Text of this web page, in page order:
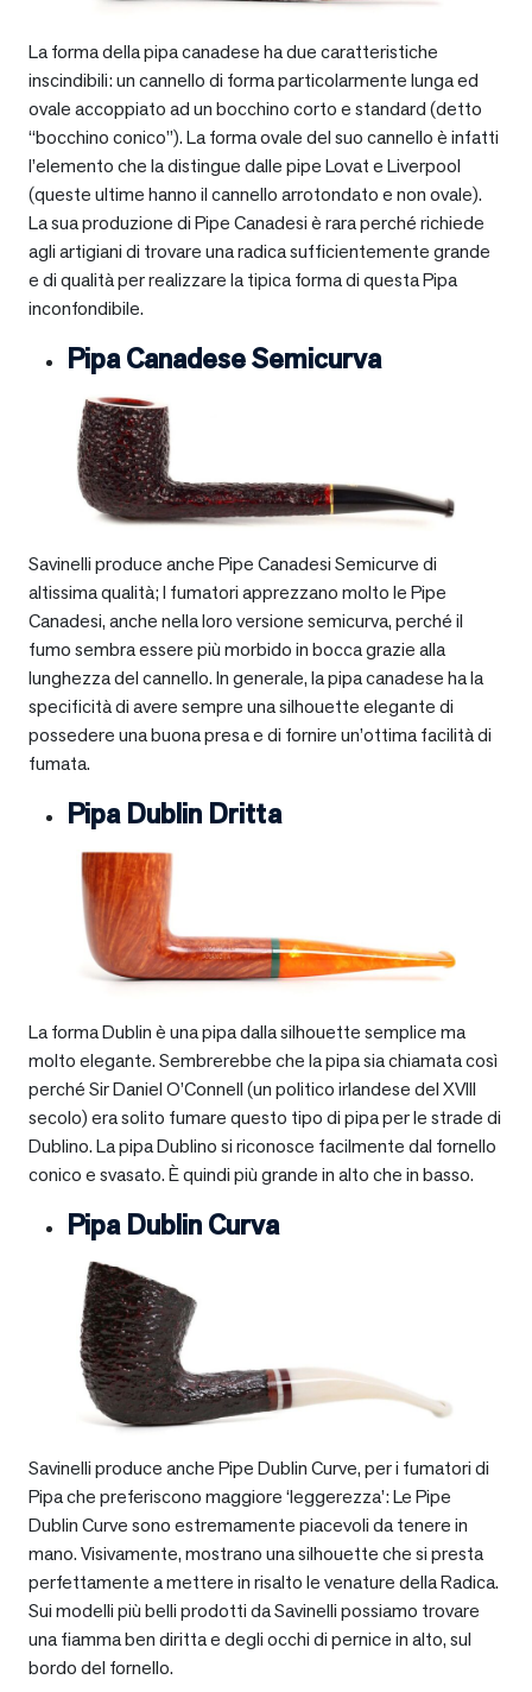
La forma della pipa canadese ha due caratteristiche
inscindibili: un cannello di forma particolarmente lunga ed
ovale accoppiato ad un bocchino corto e standard (detto
“bocchino conico”). La forma ovale del suo cannello è infatti
l’elemento che la distingue dalle pipe Lovat e Liverpool
(queste ultime hanno il cannello arrotondato e non ovale).
La sua produzione di Pipe Canadesi è rara perché richiede
agli artigiani di trovare una radica sufficientemente grande
e di qualità per realizzare la tipica forma di questa Pipa
inconfondibile.
Pipa Canadese Semicurva
Savinelli produce anche Pipe Canadesi Semicurve di
altissima qualità; I fumatori apprezzano molto le Pipe
Canadesi, anche nella loro versione semicurva, perché il
fumo sembra essere più morbido in bocca grazie alla
lunghezza del cannello. In generale, la pipa canadese ha la
specificità di avere sempre una silhouette elegante di
possedere una buona presa e di fornire un’ottima facilità di
fumata.
Pipa Dublin Dritta
La forma Dublin è una pipa dalla silhouette semplice ma
molto elegante. Sembrerebbe che la pipa sia chiamata così
perché Sir Daniel O’Connell (un politico irlandese del XVIII
secolo) era solito fumare questo tipo di pipa per le strade di
Dublino. La pipa Dublino si riconosce facilmente dal fornello
conico e svasato. È quindi più grande in alto che in basso.
Pipa Dublin Curva
Savinelli produce anche Pipe Dublin Curve, per i fumatori di
Pipa che preferiscono maggiore ‘leggerezza’: Le Pipe
Dublin Curve sono estremamente piacevoli da tenere in
mano. Visivamente, mostrano una silhouette che si presta
perfettamente a mettere in risalto le venature della Radica.
Sui modelli più belli prodotti da Savinelli possiamo trovare
una fiamma ben diritta e degli occhi di pernice in alto, sul
bordo del fornello.